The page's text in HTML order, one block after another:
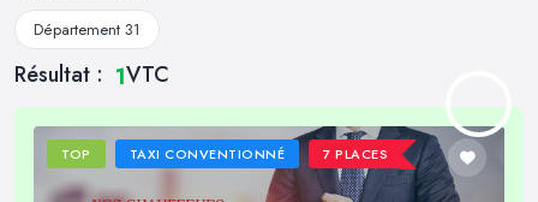
Département 31
Résultat : 1VTC
TOP TAXI CONVENTIONNÉ 7 PLACES